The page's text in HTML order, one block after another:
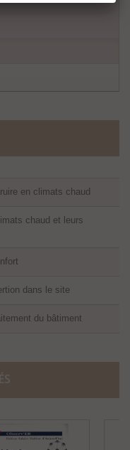
en climats chaud
chaud et leurs
dans le site
du bâtiment